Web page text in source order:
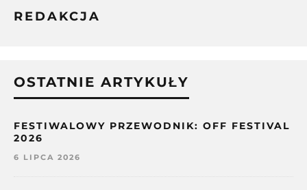
REDAKCJA
OSTATNIE ARTYKUŁY
FESTIWALOWY PRZEWODNIK: OFF FESTIVAL
2026
6 LIPCA 2026